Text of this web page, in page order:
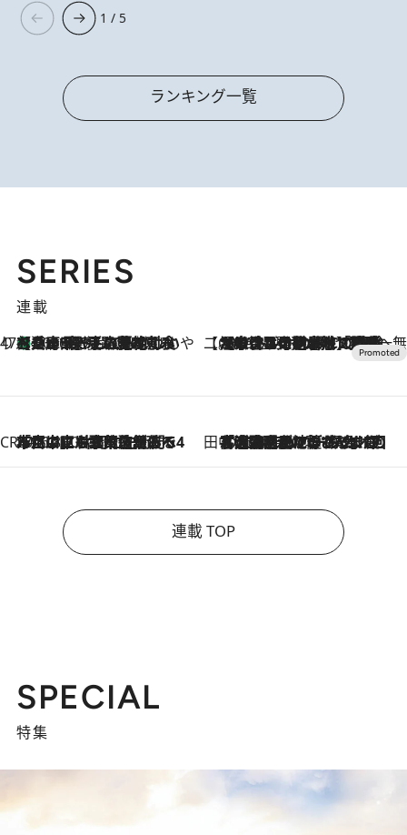
1 / 5
ランキング一覧
SERIES
連載
47都道府県の手みやげ ひんやりスイーツで夏を満喫
2026.8.8
【兵庫県】この夏絶対食べたい 冷やしておいしいおやつ3選 淡路島の恵みをジェラートに集約 【CREA×星野リゾート】唯一無二。癒しと発見が待つ場所へ
2026.8.7
【トンボの足水浴】ヒノキの香りに包まれて涼感マックス！約13℃の湧水かけ流しを避暑地「星野温泉 トンボの湯」で体験
CREA'S CHOICE
2026.8.7
「立川にも歌舞伎があるんだよ」 片岡仁左衛門・市川中車ら豪華座組みで4年目の立川立飛歌舞伎へ 田中稲の勝手に再ブーム
2026.8.7
「湘南乃風に憧れて」観客大盛上がりの“タオル回し”に、ラッパー顔負けの高速歌唱まで…さだまさし（74）のアグレッシブすぎる現在地
連載 TOP
SPECIAL
特集